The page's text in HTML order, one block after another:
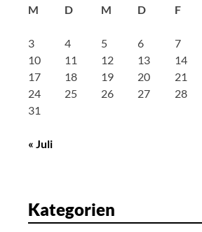
o
n
M D M D F
3
4 5 6 7
10
11 12 13 14
17
18 19 20 21
24
25 26 27 28
31
« Juli
Kategorien